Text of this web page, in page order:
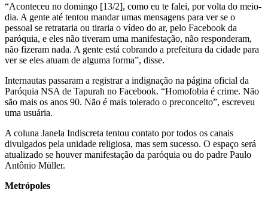
“Aconteceu no domingo [13/2], como eu te falei, por volta do meio-
dia. A gente até tentou mandar umas mensagens para ver se o
pessoal se retrataria ou tiraria o vídeo do ar, pelo Facebook da
paróquia, e eles não tiveram uma manifestação, não responderam,
não fizeram nada. A gente está cobrando a prefeitura da cidade para
ver se eles atuam de alguma forma”, disse.
Internautas passaram a registrar a indignação na página oficial da
Paróquia NSA de Tapurah no Facebook. “Homofobia é crime. Não
são mais os anos 90. Não é mais tolerado o preconceito”, escreveu
uma usuária.
A coluna Janela Indiscreta tentou contato por todos os canais
divulgados pela unidade religiosa, mas sem sucesso. O espaço será
atualizado se houver manifestação da paróquia ou do padre Paulo
Antônio Müller.
Metrópoles